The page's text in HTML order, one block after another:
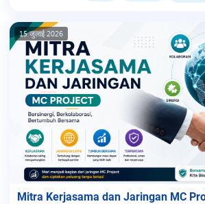
15 जुलाई 2026
Mitra Kerjasama dan Jaringan MC